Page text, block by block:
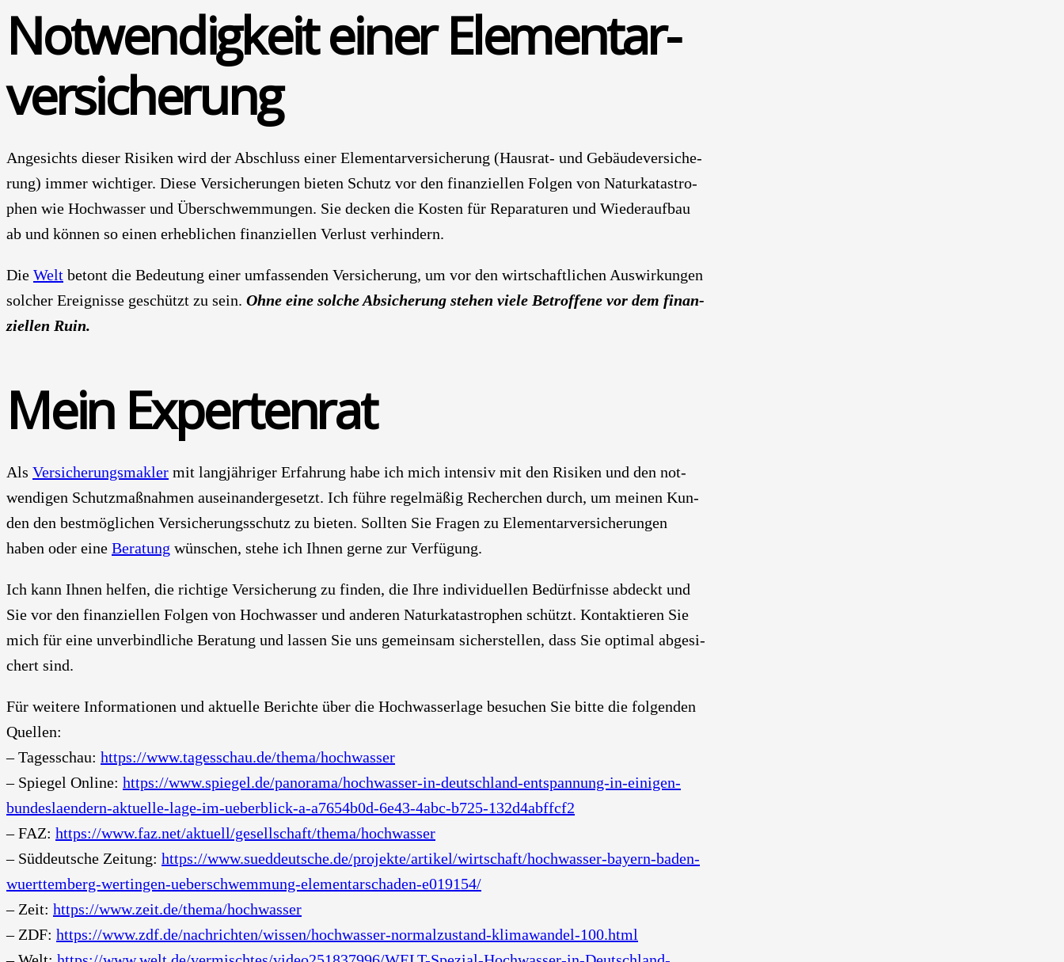
Not­wen­dig­keit einer Ele­men­tar­
ver­si­che­rung
Ange­sichts die­ser Risi­ken wird der Abschluss einer Ele­men­tar­ver­si­che­rung (Haus­rat- und Gebäu­de­ver­si­che­
rung) immer wich­ti­ger. Die­se Ver­si­che­run­gen bie­ten Schutz vor den finan­zi­el­len Fol­gen von Natur­ka­ta­stro­
phen wie Hoch­was­ser und Über­schwem­mun­gen. Sie decken die Kos­ten für Repa­ra­tu­ren und Wie­der­auf­bau
ab und kön­nen so einen erheb­li­chen finan­zi­el­len Ver­lust ver­hin­dern.
Die Welt betont die Bedeu­tung einer umfas­sen­den Ver­si­che­rung, um vor den wirt­schaft­li­chen Aus­wir­kun­gen
sol­cher Ereig­nis­se geschützt zu sein. Ohne eine sol­che Absi­che­rung ste­hen vie­le Betrof­fe­ne vor dem finan­
zi­el­len Ruin.
Mein Exper­ten­rat
Als Ver­si­che­rungs­mak­ler mit lang­jäh­ri­ger Erfah­rung habe ich mich inten­siv mit den Risi­ken und den not­
wen­di­gen Schutz­maß­nah­men aus­ein­an­der­ge­setzt. Ich füh­re regel­mä­ßig Recher­chen durch, um mei­nen Kun­
den den best­mög­li­chen Ver­si­che­rungs­schutz zu bie­ten. Soll­ten Sie Fra­gen zu Ele­men­tar­ver­si­che­run­gen
haben oder eine Bera­tung wün­schen, ste­he ich Ihnen ger­ne zur Ver­fü­gung.
Ich kann Ihnen hel­fen, die rich­ti­ge Ver­si­che­rung zu fin­den, die Ihre indi­vi­du­el­len Bedürf­nis­se abdeckt und
Sie vor den finan­zi­el­len Fol­gen von Hoch­was­ser und ande­ren Natur­ka­ta­stro­phen schützt. Kon­tak­tie­ren Sie
mich für eine unver­bind­li­che Bera­tung und las­sen Sie uns gemein­sam sicher­stel­len, dass Sie opti­mal abge­si­
chert sind.
Für wei­te­re Infor­ma­tio­nen und aktu­el­le Berich­te über die Hoch­was­ser­la­ge besu­chen Sie bit­te die fol­gen­den
Quel­len:
– Tages­schau: https://www.tagesschau.de/thema/hochwasser
– Spie­gel Online: https://www.spiegel.de/panorama/hochwasser-in-deutschland-entspannung-in-einigen-
bundeslaendern-aktuelle-lage-im-ueberblick-a-a7654b0d-6e43-4abc-b725-132d4abffcf2
– FAZ: https://www.faz.net/aktuell/gesellschaft/thema/hochwasser
– Süd­deut­sche Zei­tung: https://www.sueddeutsche.de/projekte/artikel/wirtschaft/hochwasser-bayern-baden-
wuerttemberg-wertingen-ueberschwemmung-elementarschaden-e019154/
– Zeit: https://www.zeit.de/thema/hochwasser
– ZDF: https://www.zdf.de/nachrichten/wissen/hochwasser-normalzustand-klimawandel-100.html